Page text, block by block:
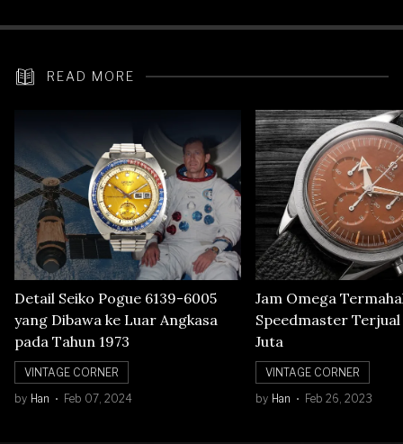
READ MORE
Detail Seiko Pogue 6139-6005
yang Dibawa ke Luar Angkasa
pada Tahun 1973
VINTAGE CORNER
by Han Feb 07, 2024
Jam Omega
Speedmaster Terjual
Juta
VINTAGE CORNER
by Han Feb 26, 2023